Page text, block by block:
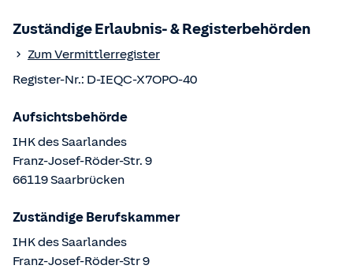
Zuständige Erlaubnis- & Registerbehörden
Zum Vermittlerregister
Register-Nr.: D-IEQC-X7OPO-40
Aufsichtsbehörde
IHK des Saarlandes
Franz-Josef-Röder-Str. 9
66119Saarbrücken
Zuständige Berufskammer
IHK des Saarlandes
Franz-Josef-Röder-Str9